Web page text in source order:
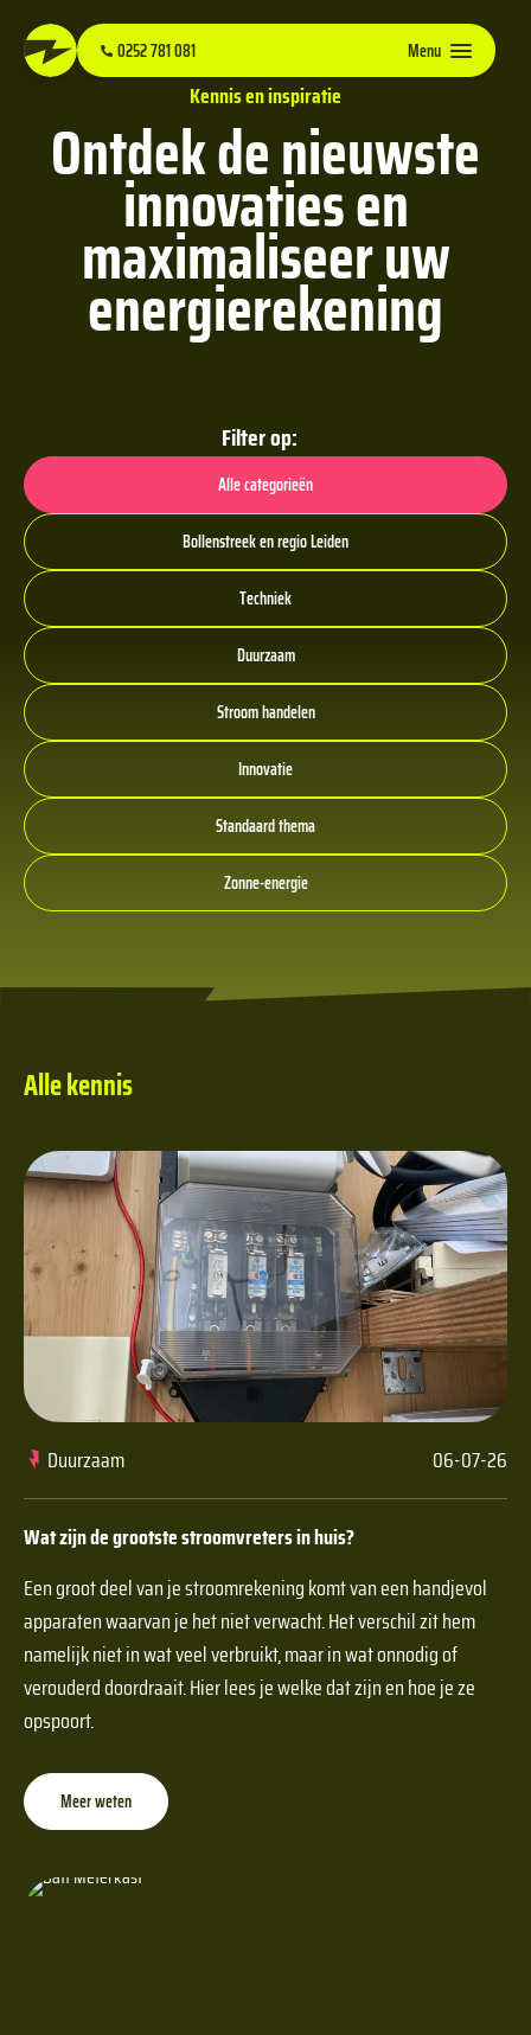
0252 781 081 Menu
Kennis en inspiratie
Ontdek de nieuwste
innovaties en
maximaliseer uw
energierekening
Filter op:
Alle categorieën
Bollenstreek en regio Leiden
Techniek
Duurzaam
Stroom handelen
Innovatie
Standaard thema
Zonne-energie
Alle kennis
Duurzaam 06-07-26
Wat zijn de grootste stroomvreters in huis?
Een groot deel van je stroomrekening komt van een handjevol
apparaten waarvan je het niet verwacht. Het verschil zit hem
namelijk niet in wat veel verbruikt, maar in wat onnodig of
verouderd doordraait. Hier lees je welke dat zijn en hoe je ze
opspoort.
Meer weten